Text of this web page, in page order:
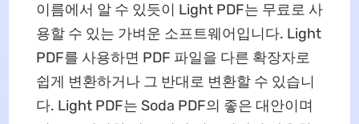
이름에서 알 수 있듯이 Light PDF는 무료로 사
용할 수 있는 가벼운 소프트웨어입니다. Light
PDF를 사용하면 PDF 파일을 다른 확장자로
쉽게 변환하거나 그 반대로 변환할 수 있습니
다. Light PDF는 Soda PDF의 좋은 대안이며